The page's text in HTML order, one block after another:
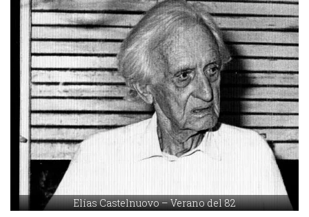
Elías Castelnuovo – Verano del 82